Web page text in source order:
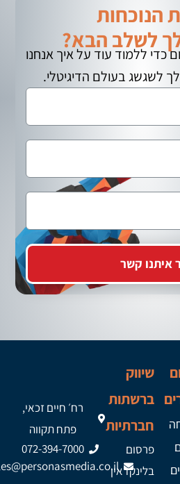
הנוכחות
לשלב הבא?
כדי ללמוד עוד על איך אנחנו
לשגשג בעולם הדיגיטלי.
איתנו קשר
שיווק
ברשתות
חברתיות
פרסום
בלינקדאין
רח׳ חיים זכאי,
פתח תקווה
072-394-7000